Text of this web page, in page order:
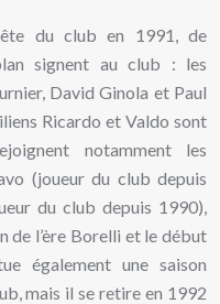
du club en 1991, de
signent au club : les
David Ginola et Paul
Ricardo et Valdo sont
notamment les
(joueur du club depuis
du club depuis 1990),
de l’ère Borelli et le début
également une saison
mais il se retire en 1992